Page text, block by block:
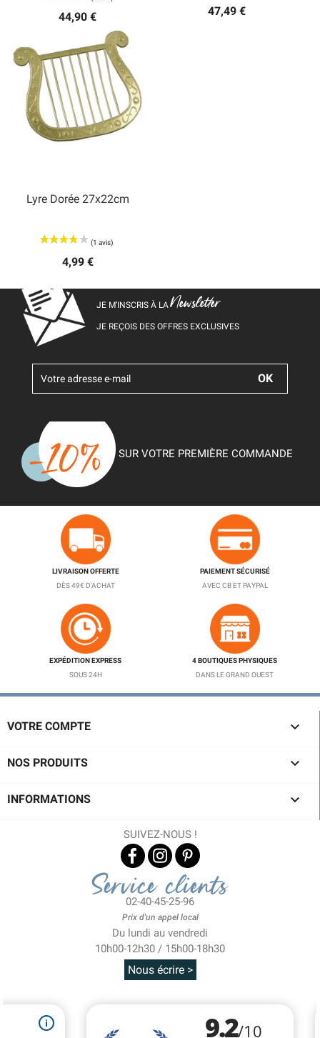
44,90 € 47,49 €
Lyre Dorée 27x22cm
4,99 €
JE M’INSCRIS À LANewsletter
JE REÇOIS DES OFFRES EXCLUSIVES
SUR VOTRE PREMIÈRE COMMANDE
LIVRAISON OFFERTE
DÈS 49€ D'ACHAT
PAIEMENT SÉCURISÉ
AVEC CB ET PAYPAL
EXPÉDITION EXPRESS
SOUS 24H
4 BOUTIQUES PHYSIQUES
DANS LE GRAND OUEST
VOTRE COMPTE 
NOS PRODUITS 
INFORMATIONS 
SUIVEZ-NOUS !
Service clients
02-40-45-25-96
Prix d'un appel local
Du lundi au vendredi
10h00-12h30 / 15h00-18h30
Nous écrire >